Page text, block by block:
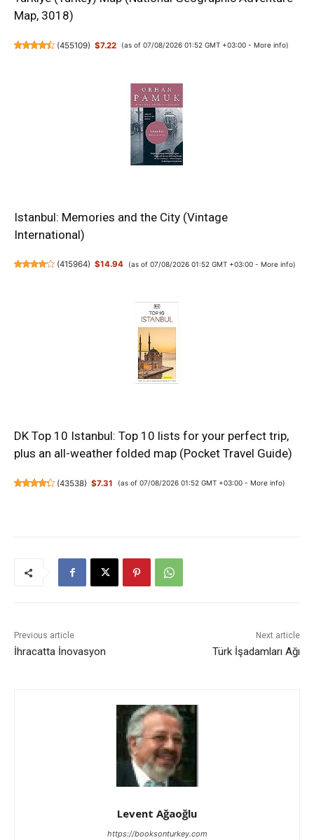
Map, 3018)
(455109) $7.22 (as of 07/08/2026 01:52 GMT +03:00 - More info)
Istanbul: Memories and the City (Vintage
International)
(415964) $14.94 (as of 07/08/2026 01:52 GMT +03:00 - More info)
DK Top 10 Istanbul: Top 10 lists for your perfect trip,
plus an all-weather folded map (Pocket Travel Guide)
(43538) $7.31 (as of 07/08/2026 01:52 GMT +03:00 - More info)
Previous article
İhracatta İnovasyon
Next article
Türk İşadamları Ağı
Levent Ağaoğlu
https://booksonturkey.com